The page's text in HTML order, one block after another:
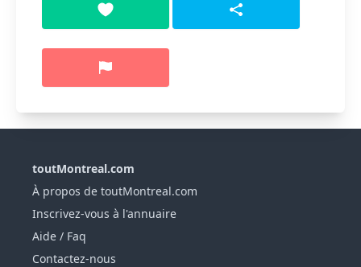
toutMontreal.com
À propos de toutMontreal.com
Inscrivez-vous à l'annuaire
Aide / Faq
Contactez-nous